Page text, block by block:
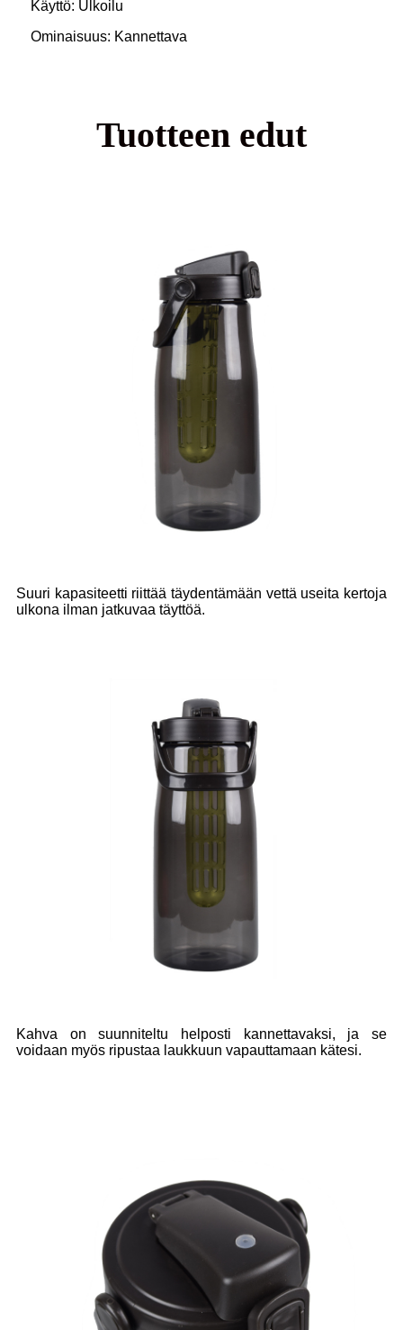
Käyttö: Ulkoilu
Ominaisuus: Kannettava
Tuotteen edut
Suuri kapasiteetti riittää täydentämään vettä useita kertoja
ulkona ilman jatkuvaa täyttöä.
Kahva on suunniteltu helposti kannettavaksi, ja se
voidaan myös ripustaa laukkuun vapauttamaan kätesi.